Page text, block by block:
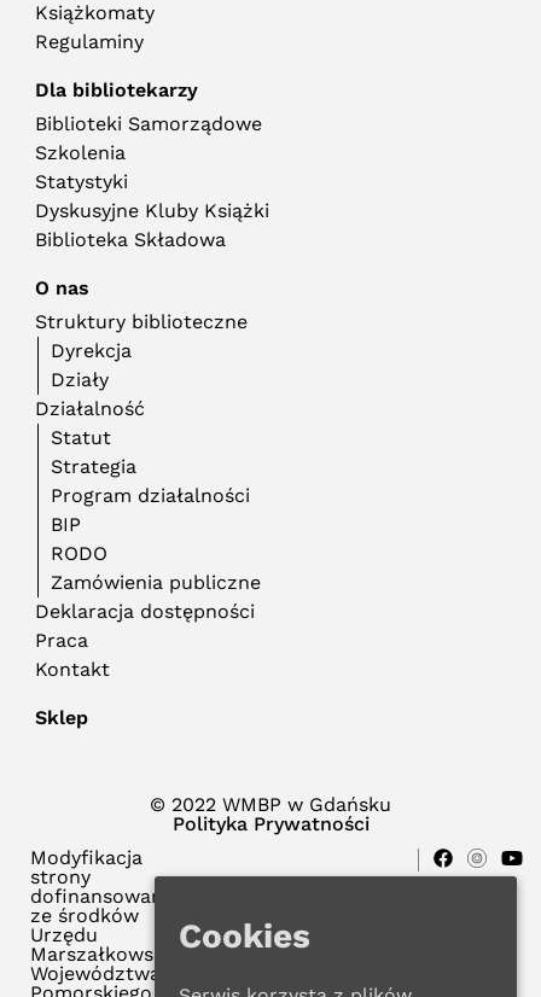
Książkomaty
Regulaminy
Dla bibliotekarzy
Biblioteki Samorządowe
Szkolenia
Statystyki
Dyskusyjne Kluby Książki
Biblioteka Składowa
O nas
Struktury biblioteczne
Dyrekcja
Działy
Działalność
Statut
Strategia
Program działalności
BIP
RODO
Zamówienia publiczne
Deklaracja dostępności
Praca
Kontakt
Sklep
© 2022 WMBP w Gdańsku
Polityka Prywatności
Modyfikacja
strony
dofinansowana
ze środków
Urzędu
Marszałkowskiego
Województwa
Cookies